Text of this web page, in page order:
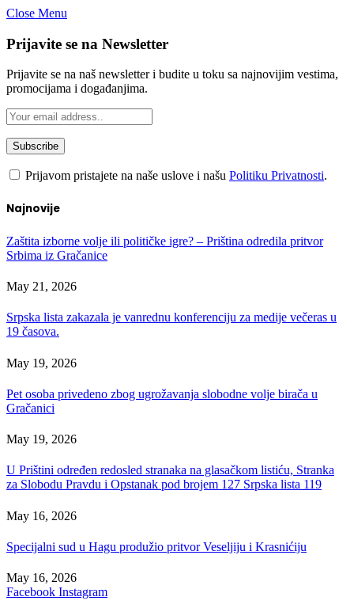
Close Menu
Prijavite se na Newsletter
Prijavite se na naš newsletter i budite u toku sa najnovijim vestima,
promocijama i događanjima.
Prijavom pristajete na naše uslove i našu Politiku Privatnosti.
Najnovije
Zaštita izborne volje ili političke igre? – Priština odredila pritvor
Srbima iz Gračanice
May 21, 2026
Srpska lista zakazala je vanrednu konferenciju za medije večeras u
19 časova.
May 19, 2026
Pet osoba privedeno zbog ugrožavanja slobodne volje birača u
Gračanici
May 19, 2026
U Prištini određen redosled stranaka na glasačkom listiću, Stranka
za Slobodu Pravdu i Opstanak pod brojem 127 Srpska lista 119
May 16, 2026
Specijalni sud u Hagu produžio pritvor Veseljiju i Krasnićiju
May 16, 2026
Facebook Instagram